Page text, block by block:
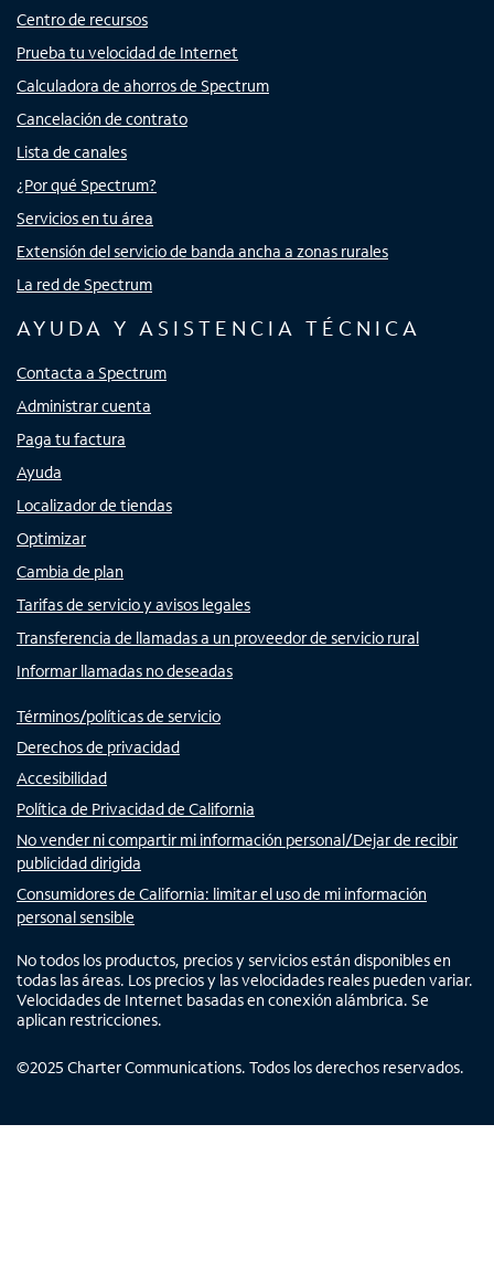
Centro de recursos
Prueba tu velocidad de Internet
Calculadora de ahorros de Spectrum
Cancelación de contrato
Lista de canales
¿Por qué Spectrum?
Servicios en tu área
Extensión del servicio de banda ancha a zonas rurales
La red de Spectrum
AYUDA Y ASISTENCIA TÉCNICA
Contacta a Spectrum
Administrar cuenta
Paga tu factura
Ayuda
Localizador de tiendas
Optimizar
Cambia de plan
Tarifas de servicio y avisos legales
Transferencia de llamadas a un proveedor de servicio rural
Informar llamadas no deseadas
Términos/políticas de servicio
Derechos de privacidad
Accesibilidad
Política de Privacidad de California
No vender ni compartir mi información personal/Dejar de recibir
publicidad dirigida
Consumidores de California: limitar el uso de mi información
personal sensible
No todos los productos, precios y servicios están disponibles en
todas las áreas. Los precios y las velocidades reales pueden variar.
Velocidades de Internet basadas en conexión alámbrica. Se
aplican restricciones.
©2025 Charter Communications. Todos los derechos reservados.